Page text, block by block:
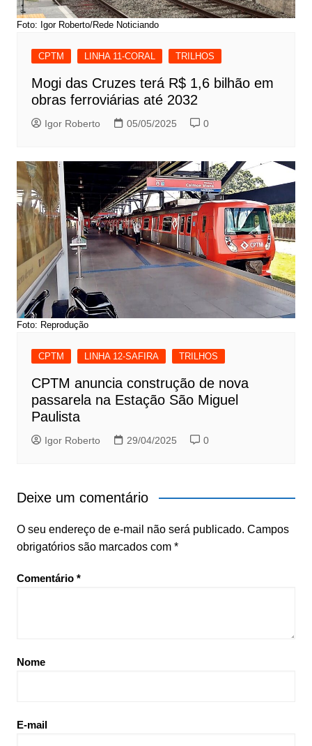
Foto: Igor Roberto/Rede Noticiando
CPTM LINHA 11-CORAL TRILHOS
Mogi das Cruzes terá R$ 1,6 bilhão em
obras ferroviárias até 2032
Igor Roberto 05/05/2025 0
Foto: Reprodução
CPTM LINHA 12-SAFIRA TRILHOS
CPTM anuncia construção de nova
passarela na Estação São Miguel
Paulista
Igor Roberto 29/04/2025 0
Deixe um comentário
O seu endereço de e-mail não será publicado. Campos
obrigatórios são marcados com *
Comentário *
Nome
E-mail